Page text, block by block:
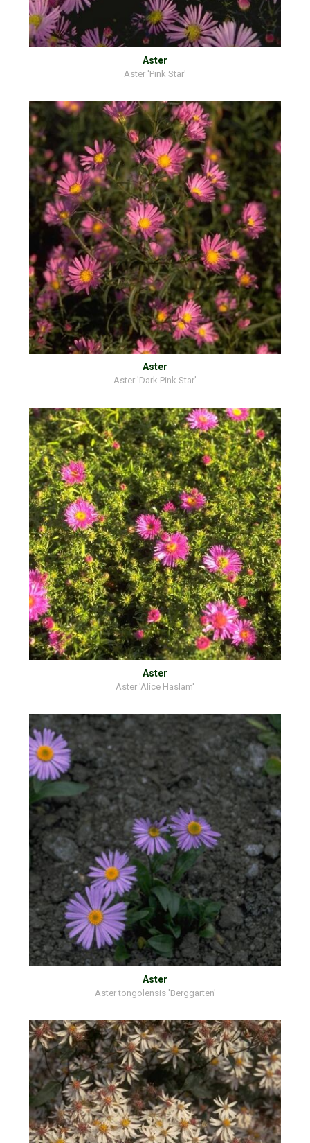
Aster
Aster 'Pink Star'
Aster
Aster 'Dark Pink Star'
Aster
Aster 'Alice Haslam'
Aster
Aster tongolensis 'Berggarten'